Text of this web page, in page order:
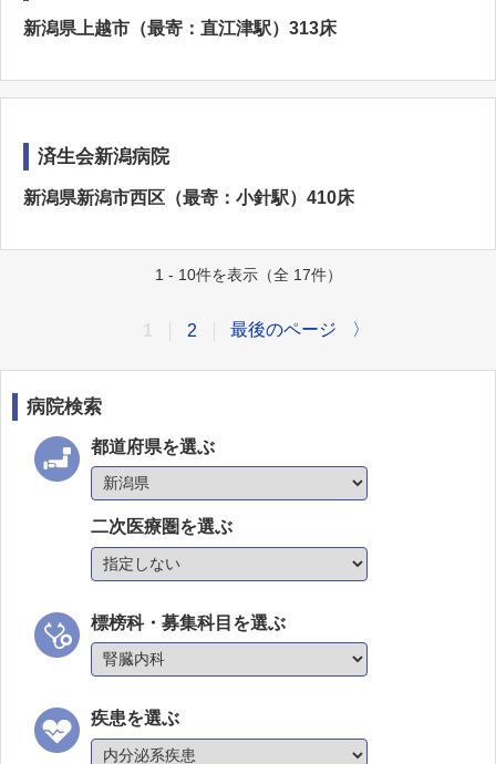
新潟県上越市（最寄：直江津駅）313床
済生会新潟病院
新潟県新潟市西区（最寄：小針駅）410床
1 - 10件を表示（全 17件）
2 最後のページ 〉
病院検索
都道府県を選ぶ
二次医療圏を選ぶ
標榜科・募集科目を選ぶ
疾患を選ぶ